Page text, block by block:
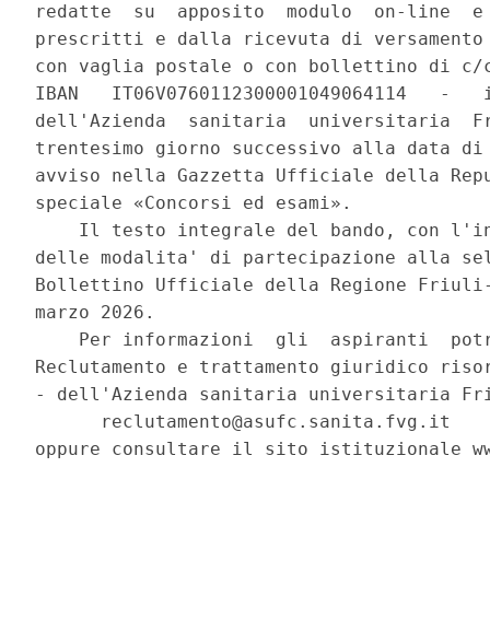
redatte  su  apposito  modulo  on-line
prescritti e dalla ricevuta di
con vaglia postale o con bollettino di c/
IBAN   IT06V0760112300001049064114
dell'Azienda  sanitaria  universitaria
trentesimo giorno successivo alla data
avviso nella Gazzetta Ufficiale della
speciale «Concorsi ed esami».
Il testo integrale del bando, con
delle modalita' di partecipazione alla
Bollettino Ufficiale della Regione
marzo 2026.
Per informazioni  gli  aspiranti
Reclutamento e trattamento giuridico
- dell'Azienda sanitaria universitaria
      reclutamento@asufc.sanita.fvg.it
oppure consultare il sito istituzionale